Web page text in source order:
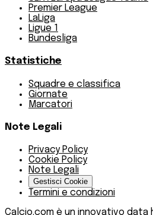
Premier League
LaLiga
Ligue 1
Bundesliga
Statistiche
Squadre e classifica
Giornate
Marcatori
Note Legali
Privacy Policy
Cookie Policy
Note Legali
Gestisci Cookie
Termini e condizioni
Calcio.com è un innovativo data